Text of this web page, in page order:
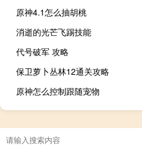
原神4.1怎么抽胡桃
消逝的光芒飞踢技能
代号破军 攻略
保卫萝卜丛林12通关攻略
原神怎么控制跟随宠物